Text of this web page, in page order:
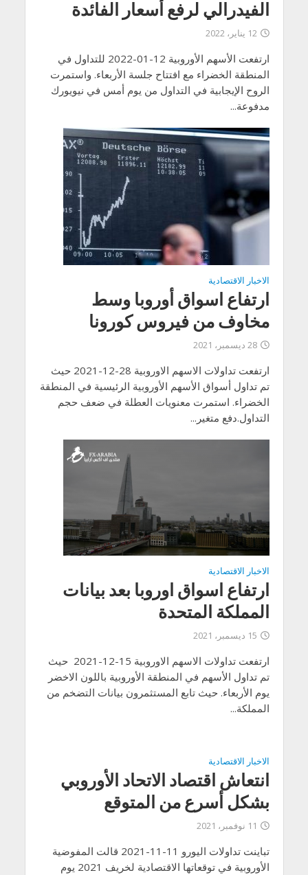
الفيدرالي لرفع أسعار الفائدة
12 يناير، 2022
ارتفعت الأسهم الأوروبية 12-01-2022 للتداول في
المنطقة الخضراء مع افتتاح جلسة الأربعاء. واستمرت
الروح الإيجابية في التداول من يوم أمس في نيويورك
مدفوعة...
الاخبار الاقتصادية
ارتفاع اسواق أوروبا وسط
مخاوف من فيروس كورونا
28 ديسمبر، 2021
ارتفعت تداولات الاسهم الاوروبية 28-12-2021 حيث
تم تداول أسواق الأسهم الأوروبية الرئيسية في المنطقة
الخضراء. استمرت معنويات العطلة في ضعف حجم
التداول.دفع متغير...
الاخبار الاقتصادية
ارتفاع اسواق اوروبا بعد بيانات
المملكة المتحدة
15 ديسمبر، 2021
ارتفعت تداولات الاسهم الاوروبية 15-12-2021 حيث
تم تداول الأسهم في المنطقة الأوروبية باللون الاخضر
يوم الأربعاء. حيث تابع المستثمرون بيانات التضخم من
المملكة...
الاخبار الاقتصادية
انتعاش اقتصاد الاتحاد الأوروبي
بشكل أسرع من المتوقع
11 نوفمبر، 2021
تباينت تداولات اليورو 11-11-2021 قالت المفوضية
الأوروبية في توقعاتها الاقتصادية لخريف 2021 يوم